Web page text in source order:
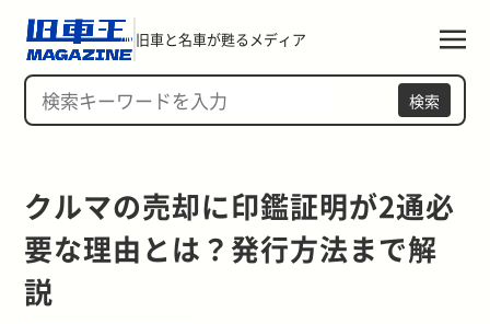
旧車と名車が甦るメディア
検索
クルマの売却に印鑑証明が2通必
要な理由とは？発行方法まで解
説